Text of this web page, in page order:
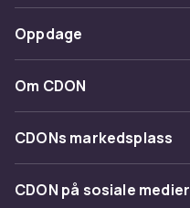
Spor pakke
Angre & returner her
Kontakt oss
Betaling
Levering
Tilbakekallinger
Oppdage
Kategorier
Varemerker
Om CDON
Om oss
Kundeanmeldelser
Jobbe på CDON
CDONs markedsplass
Merchant Help Center
CDON på sosiale medier